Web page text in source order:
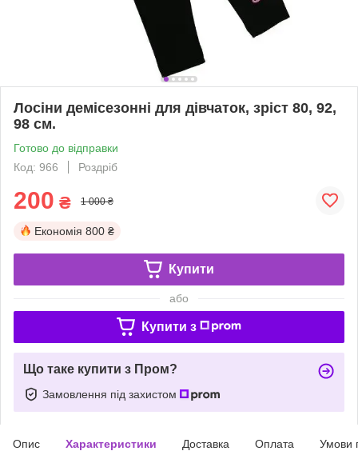
Лосіни демісезонні для дівчаток, зріст 80, 92,
98 см.
Готово до відправки
Код: 966
Роздріб
200 ₴ 1 000 ₴
Економія 800 ₴
Купити
або
Купити з
Що таке купити з Пром?
Замовлення під захистом
Опис Характеристики Доставка Оплата Умови